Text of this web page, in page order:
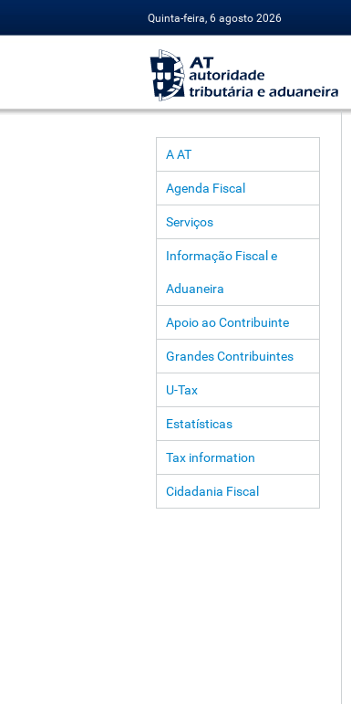
Quinta-feira, 6 agosto 2026
A AT
Agenda Fiscal
Serviços
Informação Fiscal e
Aduaneira
Apoio ao Contribuinte
Grandes Contribuintes
U-Tax
Estatísticas
Tax information
Cidadania Fiscal